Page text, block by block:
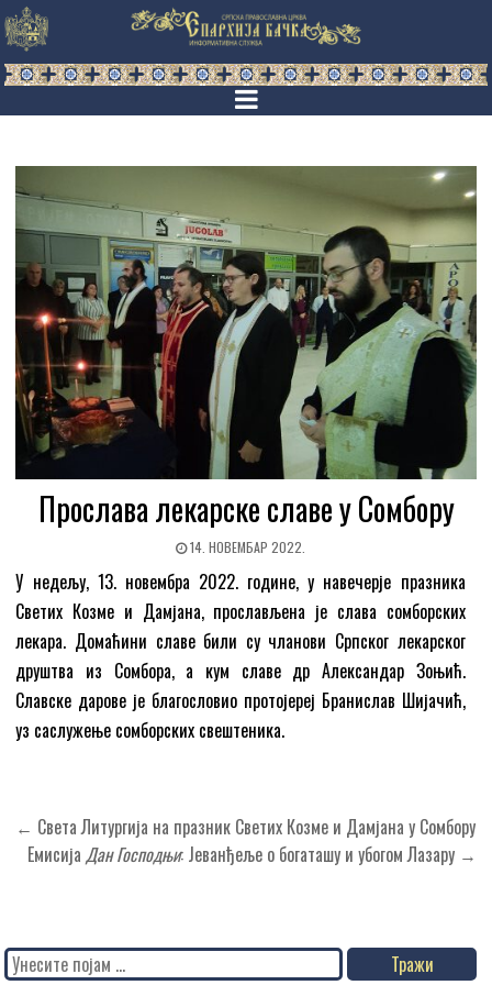
Прослава лекарске славе у Сомбору
14. НОВЕМБАР 2022.
У недељу, 13. новембра 2022. године, у навечерје празника
Светих Козме и Дамјана, прослављена је слава сомборских
лекара. Домаћини славе били су чланови Српског лекарског
друштва из Сомбора, а кум славе др Александар Зоњић.
Славске дарове је благословио протојереј Бранислав Шијачић,
уз саслужење сомборских свештеника.
Кретање
чланка
← Света Литургија на празник Светих Козме и Дамјана у Сомбору
Емисија Дан Господњи: Јеванђеље о богаташу и убогом Лазару →
Search